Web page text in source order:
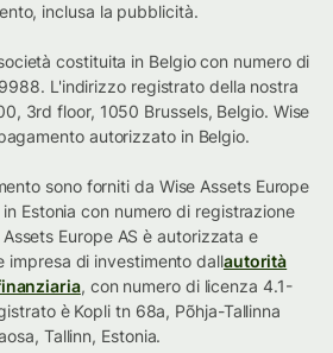
inclusa la pubblicità.
costituita in Belgio con numero di
L'indirizzo registrato della nostra
3rd floor, 1050 Brussels, Belgio. Wise
autorizzato in Belgio.
sono forniti da Wise Assets Europe
Estonia con numero di registrazione
Europe AS è autorizzata e
impresa di investimento dallautorità
, con numero di licenza 4.1-
è Kopli tn 68a, Põhja-Tallinna
Tallinn, Estonia.